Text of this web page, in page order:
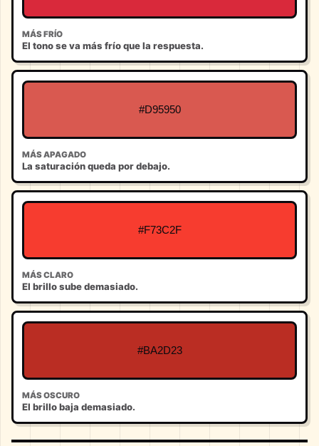
MÁS FRÍO
El tono se va más frío que la respuesta.
#D95950
MÁS APAGADO
La saturación queda por debajo.
#F73C2F
MÁS CLARO
El brillo sube demasiado.
#BA2D23
MÁS OSCURO
El brillo baja demasiado.